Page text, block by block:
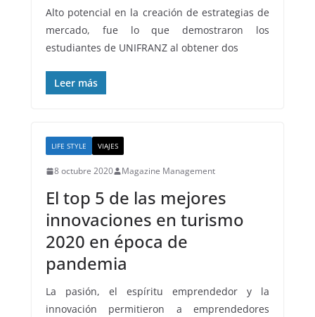
Alto potencial en la creación de estrategias de
mercado, fue lo que demostraron los
estudiantes de UNIFRANZ al obtener dos
Leer más
LIFE STYLE VIAJES
8 octubre 2020 Magazine Management
El top 5 de las mejores
innovaciones en turismo
2020 en época de
pandemia
La pasión, el espíritu emprendedor y la
innovación permitieron a emprendedores